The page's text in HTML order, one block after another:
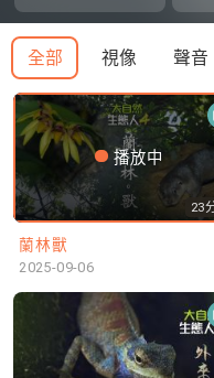
全部 視像 聲音
播放中
23
蘭林獸
2025-09-06